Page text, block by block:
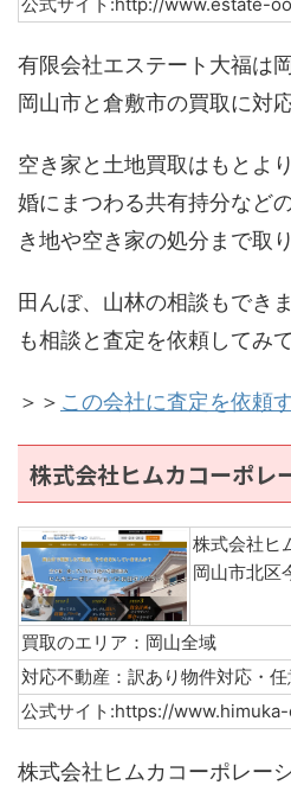
有限会社エステート大福は
岡山市と倉敷市の買取に対
空き家と土地買取はもとよ
婚にまつわる共有持分など
き地や空き家の処分まで取
田んぼ、山林の相談もでき
も相談と査定を依頼してみ
＞＞ この会社に査定を依頼
株式会社ヒムカコーポレ
株式会社ヒ
岡山市北区
買取のエリア：岡山全域
対応不動産：訳あり物件対応・
公式サイト:https://
株式会社ヒムカコーポレー